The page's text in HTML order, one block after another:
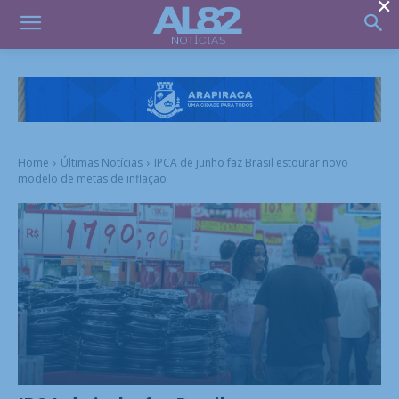
Home Últimas Notícias
IPCA de junho faz Brasil estourar novo
modelo de metas de inflação